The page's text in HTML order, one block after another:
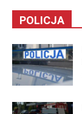
POLICJA